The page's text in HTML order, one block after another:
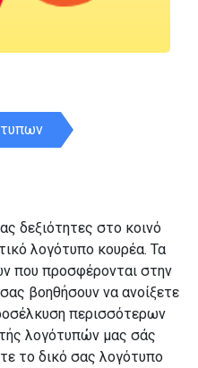
δεξιότητες στο κοινό
λογότυπο κουρέα. Τα
που προσφέρονται στην
βοηθήσουν να ανοίξετε
περισσότερων
λογότυπών μας σάς
το δικό σας λογότυπο